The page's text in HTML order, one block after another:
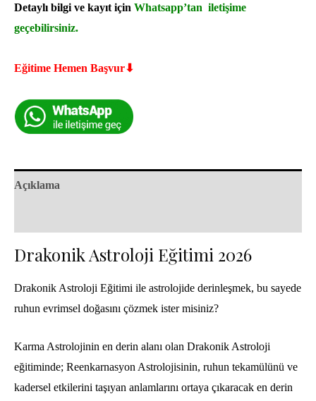
Eylül
2026
Detaylı bilgi ve kayıt için Whatsapp’tan iletişime
geçebilirsiniz.
Eğitime Hemen Başvur⬇
Açıklama
Drakonik Astroloji Eğitimi 2026
Drakonik Astroloji Eğitimi ile astrolojide derinleşmek, bu sayede
ruhun evrimsel doğasını çözmek ister misiniz?
Karma Astrolojinin en derin alanı olan Drakonik Astroloji
eğitiminde; Reenkarnasyon Astrolojisinin, ruhun tekamülünü ve
kadersel etkilerini taşıyan anlamlarını ortaya çıkaracak en derin